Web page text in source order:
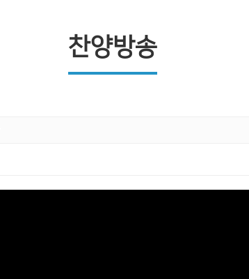
찬양방송